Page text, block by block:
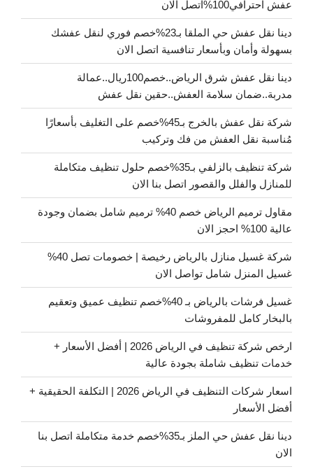
عفش احترافي100%اتصل الان
دينا نقل عفش حي الملقا بـ23%خصم فوري لنقل عفشك
بسهولة وأمان وبأسعار تنافسية اتصل الان
دينا نقل عفش شرق الرياض..خصم100ريال..عمالة
مدربة..ضمان سلامة العفش..حقين نقل عفش
شركة نقل عفش بالخرج بـ45%خصم على التغليف بأسعارًا
مُناسبة نقل العفش من فك وتركيب
شركة تنظيف بالزلفي بـ35%خصم حلول تنظيف متكاملة
للمنازل والفلل والقصور اتصل بنا الان
مقاول ترميم الرياض خصم 40% ترميم شامل بضمان وجودة
عالية 100% احجز الان
شركة غسيل منازل بالرياض رخيصة | خصومات تصل 40%
غسيل المنزل شامل تواصل الان
غسيل فرشات بالرياض بـ 40%خصم تنظيف عميق وتعقيم
بالبخار كامل للمفروشات
ارخص شركة تنظيف في الرياض 2026 | أفضل الأسعار +
خدمات تنظيف شاملة بجودة عالية
اسعار شركات التنظيف في الرياض 2026 | التكلفة الحقيقية +
أفضل الأسعار
دينا نقل عفش حي الملز بـ35%خصم خدمة متكاملة اتصل بنا
الان